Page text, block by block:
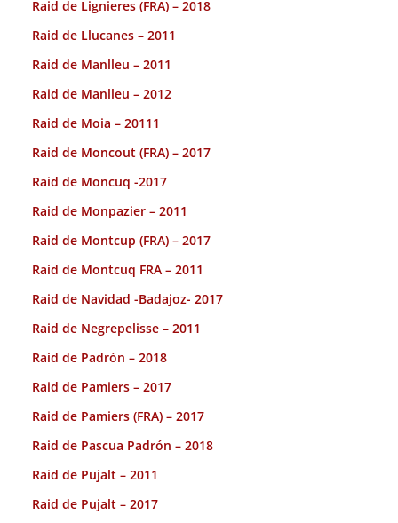
Raid de Lignieres (FRA) – 2018
Raid de Llucanes – 2011
Raid de Manlleu – 2011
Raid de Manlleu – 2012
Raid de Moia – 20111
Raid de Moncout (FRA) – 2017
Raid de Moncuq -2017
Raid de Monpazier – 2011
Raid de Montcup (FRA) – 2017
Raid de Montcuq FRA – 2011
Raid de Navidad -Badajoz- 2017
Raid de Negrepelisse – 2011
Raid de Padrón – 2018
Raid de Pamiers – 2017
Raid de Pamiers (FRA) – 2017
Raid de Pascua Padrón – 2018
Raid de Pujalt – 2011
Raid de Pujalt – 2017